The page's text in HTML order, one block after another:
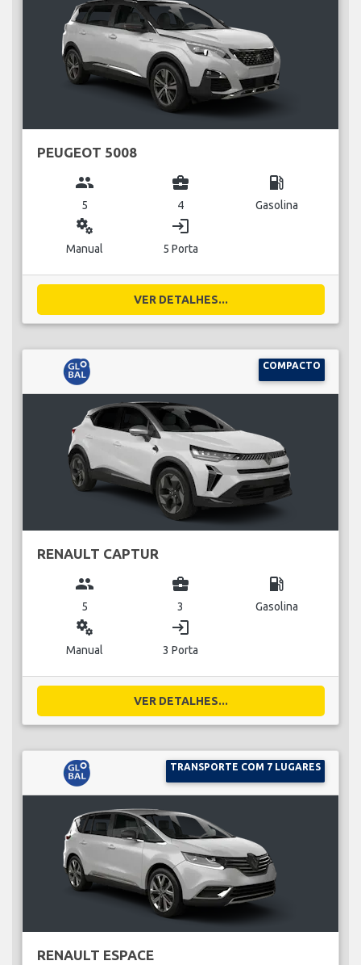
PEUGEOT 5008
group
5
business_center
4
local_gas_station
Gasolina
miscellaneous_services
Manual
login
5 Porta
VER DETALHES...
COMPACTO
RENAULT CAPTUR
group
5
business_center
3
local_gas_station
Gasolina
miscellaneous_services
Manual
login
3 Porta
VER DETALHES...
TRANSPORTE COM 7 LUGARES
RENAULT ESPACE